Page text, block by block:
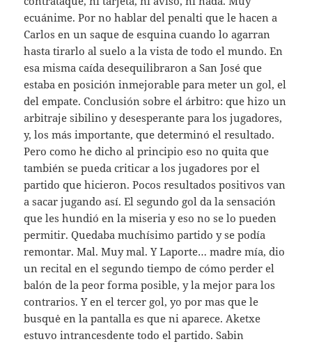
ecuánime. Por no hablar del penalti que le hacen a
Carlos en un saque de esquina cuando lo agarran
hasta tirarlo al suelo a la vista de todo el mundo. En
esa misma caída desequilibraron a San José que
estaba en posición inmejorable para meter un gol, el
del empate. Conclusión sobre el árbitro: que hizo un
arbitraje sibilino y desesperante para los jugadores,
y, los más importante, que determinó el resultado.
Pero como he dicho al principio eso no quita que
también se pueda criticar a los jugadores por el
partido que hicieron. Pocos resultados positivos van
a sacar jugando así. El segundo gol da la sensación
que les hundió en la miseria y eso no se lo pueden
permitir. Quedaba muchísimo partido y se podía
remontar. Mal. Muy mal. Y Laporte… madre mía, dio
un recital en el segundo tiempo de cómo perder el
balón de la peor forma posible, y la mejor para los
contrarios. Y en el tercer gol, yo por mas que le
busquė en la pantalla es que ni aparece. Aketxe
estuvo intrancesdente todo el partido. Sabin